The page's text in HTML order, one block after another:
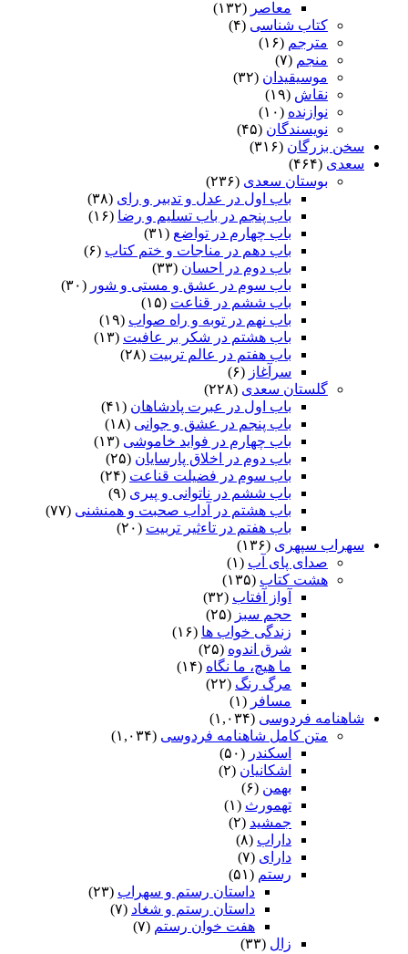
معاصر (۱۳۲)
کتاب شناسی (۴)
مترجم (۱۶)
منجم (۷)
موسیقیدان (۳۲)
نقاش (۱۹)
نوازنده (۱۰)
نویسندگان (۴۵)
سخن بزرگان (۳۱۶)
سعدی (۴۶۴)
بوستان سعدی (۲۳۶)
باب اول در عدل و تدبیر و رای (۳۸)
باب پنجم در باب تسلیم و رضا (۱۶)
باب چهارم در تواضع (۳۱)
باب دهم در مناجات و ختم کتاب (۶)
باب دوم در احسان (۳۳)
باب سوم در عشق و مستی و شور (۳۰)
باب ششم در قناعت (۱۵)
باب نهم در توبه و راه صواب (۱۹)
باب هشتم در شکر بر عافیت (۱۳)
باب هفتم در عالم تربیت (۲۸)
سرآغاز (۶)
گلستان سعدی (۲۲۸)
باب اول در عبرت پادشاهان (۴۱)
باب پنجم در عشق و جوانى (۱۸)
باب چهارم در فواید خاموشى (۱۳)
باب دوم در اخلاق پارسایان (۲۵)
باب سوم در فضیلت قناعت (۲۴)
باب ششم در ناتوانى و پیرى (۹)
باب هشتم در آداب صحبت و همنشنى (۷۷)
باب هفتم در تاءثیر تربیت (۲۰)
سهراب سپهری (۱۳۶)
صدای پای آب (۱)
هشت کتاب (۱۳۵)
آواز آفتاب (۳۲)
حجم سبز (۲۵)
زندگی خواب ها (۱۶)
شرق اندوه (۲۵)
ما هیچ، ما نگاه (۱۴)
مرگ رنگ (۲۲)
مسافر (۱)
شاهنامه فردوسی (۱,۰۳۴)
متن کامل شاهنامه فردوسی (۱,۰۳۴)
اسکندر (۵۰)
اشکانیان (۲)
بهمن (۶)
تهمورث (۱)
جمشید (۲)
داراب (۸)
دارای (۷)
رستم (۵۱)
داستان رستم و سهراب (۲۳)
داستان رستم و شغاد (۷)
هفت خوان رستم‏ (۷)
زال (۳۳)